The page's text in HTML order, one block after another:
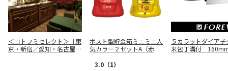
＜コトフミセレクト＞［東
京・新宿／愛知・名古屋／
ポスト型貯金箱ミニミニ人
気カラー２セットA（赤・
3.0 （1）
５カラットダイア
来包丁溝付